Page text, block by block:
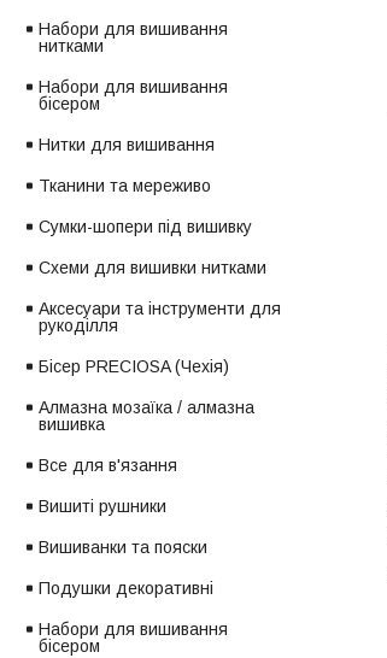
Набори для вишивання
нитками
Набори для вишивання
бісером
Нитки для вишивання
Тканини та мереживо
Сумки-шопери під вишивку
Схеми для вишивки нитками
Аксесуари та інструменти для
рукоділля
Бісер PRECIOSA (Чехія)
Алмазна мозаїка / алмазна
вишивка
Все для в'язання
Вишиті рушники
Вишиванки та пояски
Подушки декоративні
Набори для вишивання
бісером